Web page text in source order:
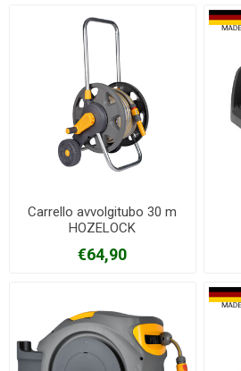
Carrello avvolgitubo 30 m
HOZELOCK
€64,90